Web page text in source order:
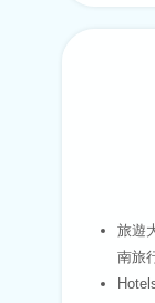
旅遊
南旅